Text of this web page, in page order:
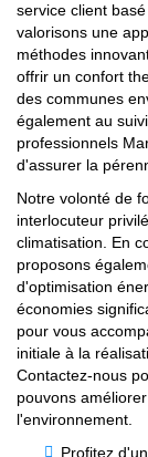
service client
valorisons une
méthodes
offrir un confort
des communes
également au
professionnels
d'assurer la
Notre volonté de
interlocuteur
climatisation. En
proposons
d'optimisation
économies
pour vous
initiale à la
Contactez-nous
pouvons
l'environnement.
Profitez